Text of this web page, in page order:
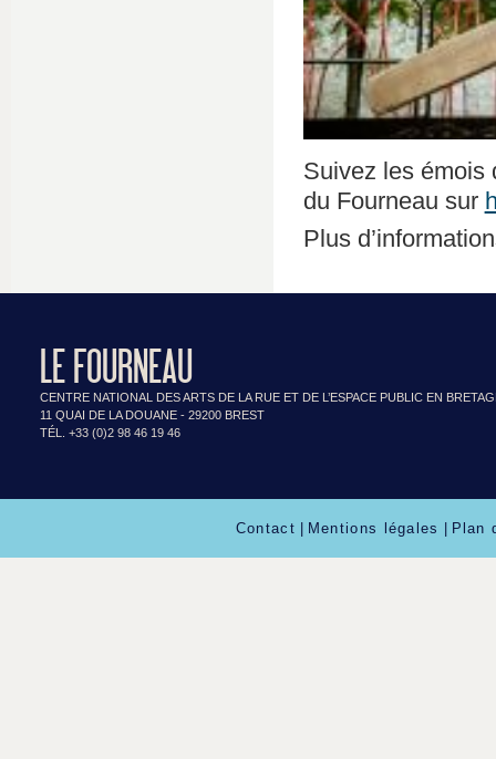
Suivez les émois
du Fourneau sur
Plus
LE FOURNEAU
CENTRE NATIONAL DES ARTS DE LA RUE ET DE L’ESPACE PUBLIC EN
11 QUAI DE LA DOUANE - 29200 BREST
TÉL. +33 (0)2 98 46 19 46
Contact Mentions légales Plan